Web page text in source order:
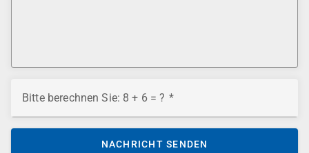
Bitte berechnen Sie: 8 + 6 = ?
NACHRICHT SENDEN